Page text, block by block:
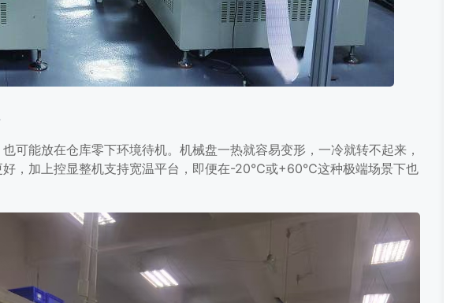
可能放在仓库零下环境待机。机械盘一热就容易变形，一冷就转不起来，
好，加上控显整机支持宽温平台，即便在-20℃或+60℃这种极端场景下也